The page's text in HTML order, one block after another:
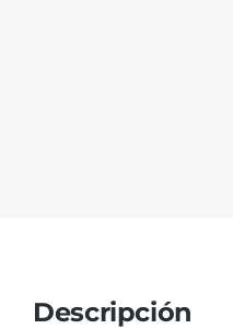
Descripción